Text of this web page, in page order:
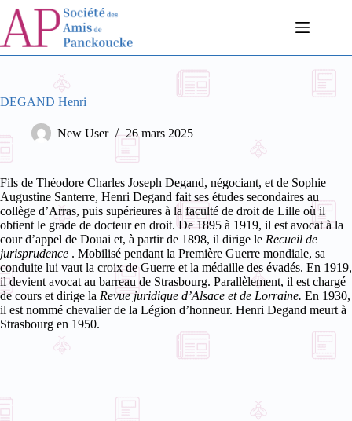
Passer
contenu
DEGAND Henri
New User 26 mars 2025
Fils de Théodore Charles Joseph Degand, négociant, et de Sophie
Augustine Santerre, Henri Degand fait ses études secondaires au
collège d’Arras, puis supérieures à la faculté de droit de Lille où il
obtient le grade de docteur en droit. De 1895 à 1919, il est avocat à la
cour d’appel de Douai et, à partir de 1898, il dirige le Recueil de
jurisprudence . Mobilisé pendant la Première Guerre mondiale, sa
conduite lui vaut la croix de Guerre et la médaille des évadés. En 1919,
il devient avocat au barreau de Strasbourg. Parallèlement, il est chargé
de cours et dirige la Revue juridique d’Alsace et de Lorraine. En 1930,
il est nommé chevalier de la Légion d’honneur. Henri Degand meurt à
Strasbourg en 1950.